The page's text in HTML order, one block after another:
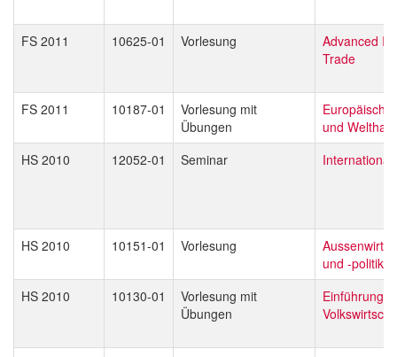
FS 2011 10625-01 Vorlesung
Advanced
Trade
FS 2011 10187-01
Vorlesung mit
Übungen
und
HS 2010
12052-01 Seminar International
HS 2010 10151-01 Vorlesung
und -politik
HS 2010
10130-01
Vorlesung mit
Übungen
Einführung